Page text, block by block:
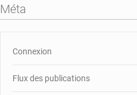
Méta
Connexion
Flux des publications